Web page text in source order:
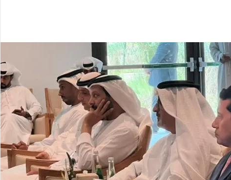
تكثف جهودها للتصدي
للشطرنج
وزير الشباب والرياضة يهنئ منتخب
مصر للشطرنج